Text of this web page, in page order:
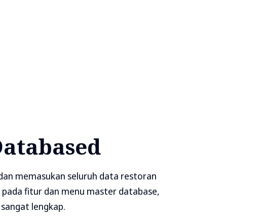
memasukan seluruh data restoran
fitur dan menu master database,
lengkap.